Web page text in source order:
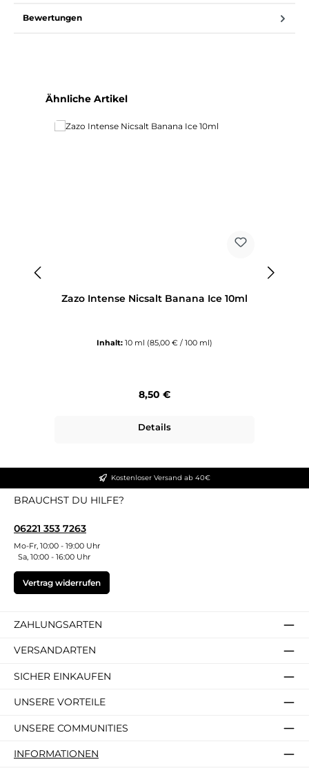
Bewertungen
Produktgalerie überspringen
Ähnliche Artikel
Zazo Intense Nicsalt Banana Ice 10ml
Inhalt: 10 ml (85,00 € / 100 ml)
Regulärer Preis:
8,50 €
Details
Kostenloser Versand ab 40€
BRAUCHST DU HILFE?
06221 353 7263
Mo-Fr, 10:00 - 19:00 Uhr
Sa, 10:00 - 16:00 Uhr
Vertrag widerrufen
ZAHLUNGSARTEN
VERSANDARTEN
SICHER EINKAUFEN
UNSERE VORTEILE
UNSERE COMMUNITIES
INFORMATIONEN